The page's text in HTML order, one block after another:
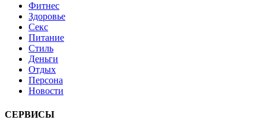
Фитнес
Здоровье
Секс
Питание
Стиль
Деньги
Отдых
Персона
Новости
СЕРВИСЫ